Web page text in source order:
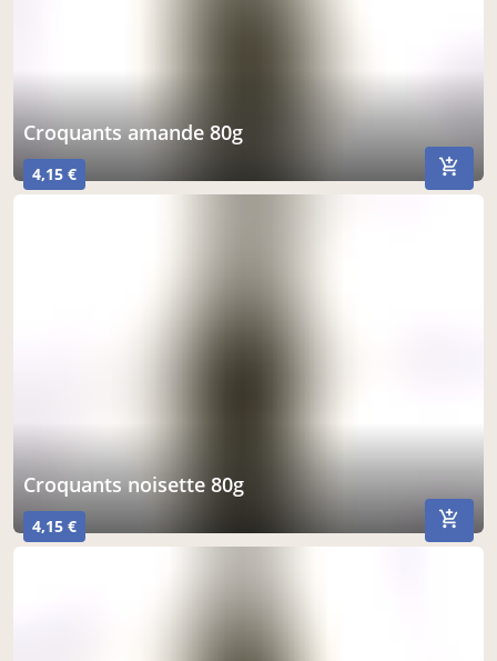
croquants amande 80g
4,15 €
croquants noisette 80g
4,15 €